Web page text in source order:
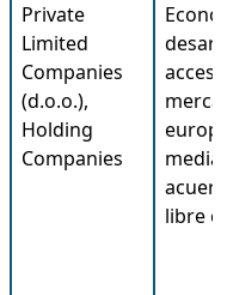
Private
Limited
Companies
(d.o.o.),
Holding
Companies
libre